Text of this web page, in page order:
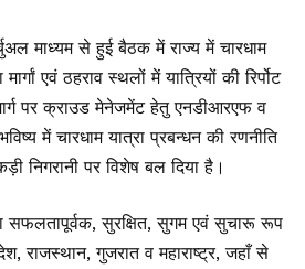
माध्यम से हुई बैठक में राज्य में चारधाम
एवं ठहराव स्थलों में यात्रियों की रिर्पोट
पर क्राउड मेनेजमेंट हेतु एनडीआरएफ व
में चारधाम यात्रा प्रबन्धन की रणनीति
निगरानी पर विशेष बल दिया है।
सफलतापूर्वक, सुरक्षित, सुगम एवं सुचारू रूप
राजस्थान, गुजरात व महाराष्ट्र, जहाँ से